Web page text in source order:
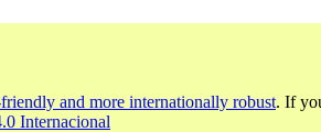
and more internationally robust. If
Internacional